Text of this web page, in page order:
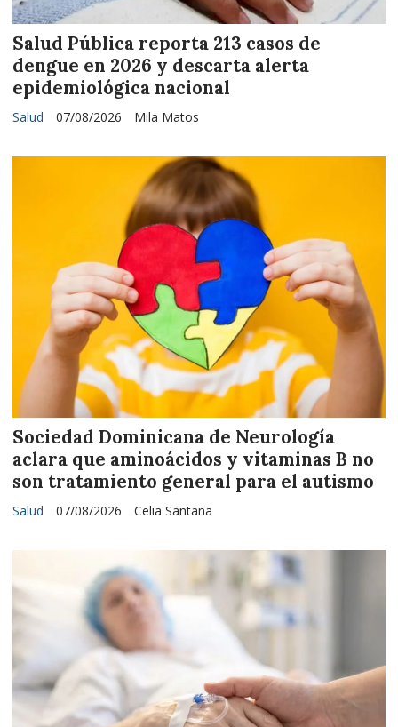
Salud Pública reporta 213 casos de
dengue en 2026 y descarta alerta
epidemiológica nacional
Mila Matos
Salud 07/08/2026
Sociedad Dominicana de Neurología
aclara que aminoácidos y vitaminas B no
son tratamiento general para el autismo
Celia Santana
Salud 07/08/2026